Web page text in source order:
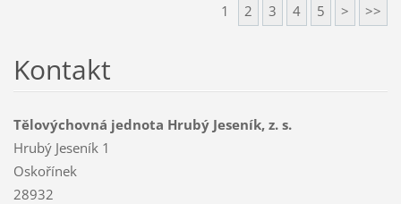
1 2 3 4 5 > >>
Kontakt
Tělovýchovná jednota Hrubý Jeseník, z. s.
Hrubý Jeseník 1
Oskořínek
28932